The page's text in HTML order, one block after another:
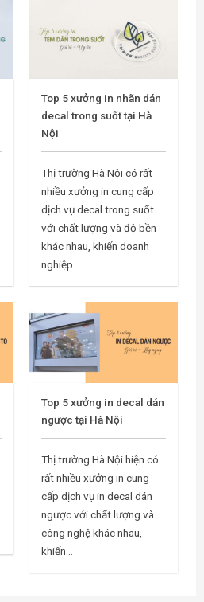
Top 5 xưởng in nhãn dán
decal trong suốt tại Hà
Nội
Thị trường Hà Nội có rất
nhiều xưởng in cung cấp
dịch vụ decal trong suốt
với chất lượng và độ bền
khác nhau, khiến doanh
nghiệp...
Top 5 xưởng in decal dán
ngược tại Hà Nội
Thị trường Hà Nội hiện có
rất nhiều xưởng in cung
cấp dịch vụ in decal dán
ngược với chất lượng và
công nghệ khác nhau,
khiến...